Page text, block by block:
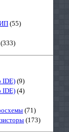
(55)
(333)
IDE) (9)
IDE)(4)
(71)
(173)